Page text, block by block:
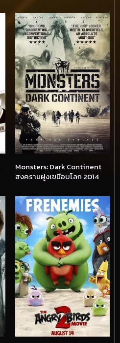
Monsters: Dark Continent
สงครามฝูงเขมือบโลก 2014